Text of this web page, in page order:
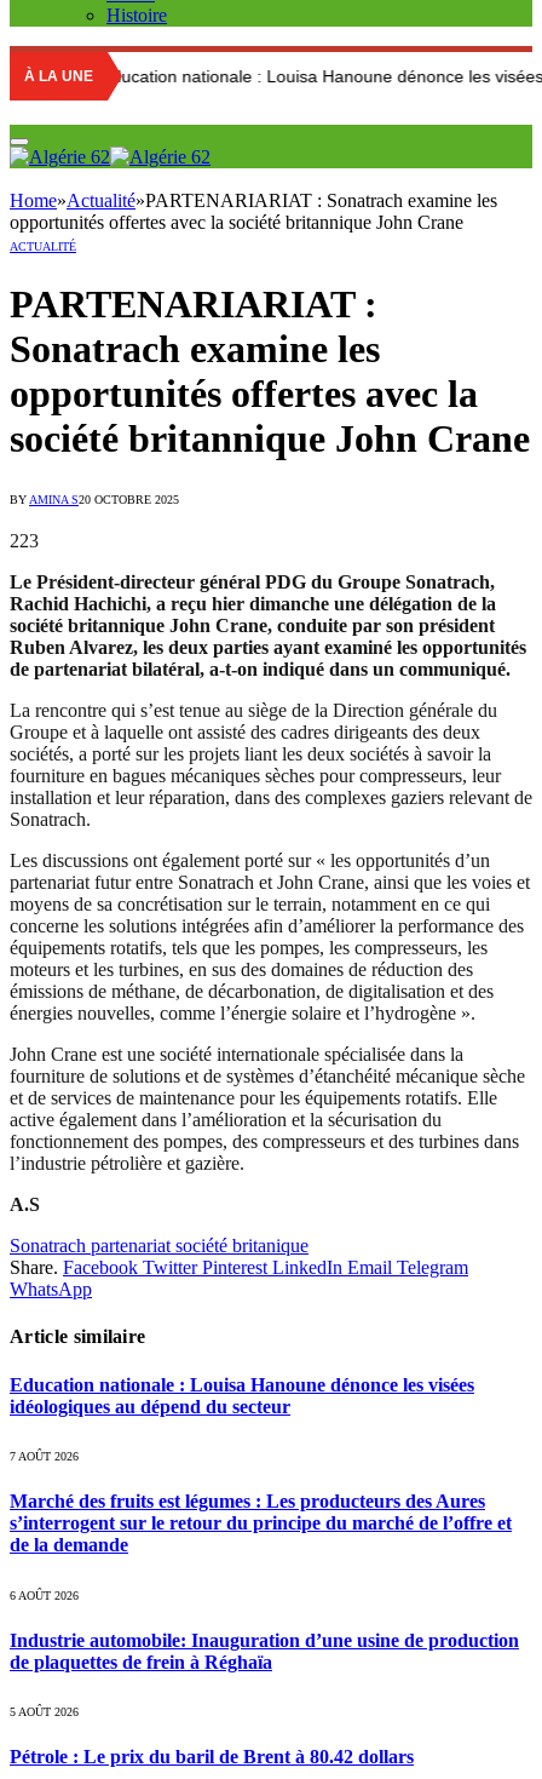
Histoire
À LA UNE
nationale : Louisa Hanoune dénonce les visées idéologiques
Home»Actualité»PARTENARIARIAT : Sonatrach examine les
opportunités offertes avec la société britannique John Crane
ACTUALITÉ
PARTENARIARIAT :
Sonatrach examine les
opportunités offertes avec la
société britannique John Crane
BYAMINA S20 OCTOBRE 2025
223
Le Président-directeur général PDG du Groupe Sonatrach,
Rachid Hachichi, a reçu hier dimanche une délégation de la
société britannique John Crane, conduite par son président
Ruben Alvarez, les deux parties ayant examiné les opportunités
de partenariat bilatéral, a-t-on indiqué dans un communiqué.
La rencontre qui s’est tenue au siège de la Direction générale du
Groupe et à laquelle ont assisté des cadres dirigeants des deux
sociétés, a porté sur les projets liant les deux sociétés à savoir la
fourniture en bagues mécaniques sèches pour compresseurs, leur
installation et leur réparation, dans des complexes gaziers relevant de
Sonatrach.
Les discussions ont également porté sur « les opportunités d’un
partenariat futur entre Sonatrach et John Crane, ainsi que les voies et
moyens de sa concrétisation sur le terrain, notamment en ce qui
concerne les solutions intégrées afin d’améliorer la performance des
équipements rotatifs, tels que les pompes, les compresseurs, les
moteurs et les turbines, en sus des domaines de réduction des
émissions de méthane, de décarbonation, de digitalisation et des
énergies nouvelles, comme l’énergie solaire et l’hydrogène ».
John Crane est une société internationale spécialisée dans la
fourniture de solutions et de systèmes d’étanchéité mécanique sèche
et de services de maintenance pour les équipements rotatifs. Elle
active également dans l’amélioration et la sécurisation du
fonctionnement des pompes, des compresseurs et des turbines dans
l’industrie pétrolière et gazière.
A.S
Sonatrach partenariat société britanique
Share. Facebook Twitter Pinterest LinkedIn Email Telegram
WhatsApp
Article similaire
Education nationale : Louisa Hanoune dénonce les visées
idéologiques au dépend du secteur
7 AOÛT 2026
Marché des fruits est légumes : Les producteurs des Aures
s’interrogent sur le retour du principe du marché de l’offre et
de la demande
6 AOÛT 2026
Industrie automobile: Inauguration d’une usine de production
de plaquettes de frein à Réghaïa
5 AOÛT 2026
Pétrole : Le prix du baril de Brent à 80.42 dollars